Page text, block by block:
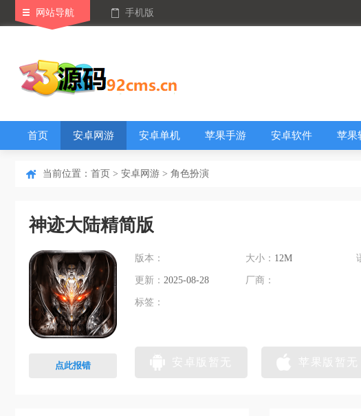
网站导航 手机版
首页 安卓网游 安卓单机 苹果手游 安卓软件 苹果
当前位置： 首页 > 安卓网游 > 角色扮演
神迹大陆精简版
点此报错
版本： 大小： 12M
更新： 2025-08-28 厂商：
标签：